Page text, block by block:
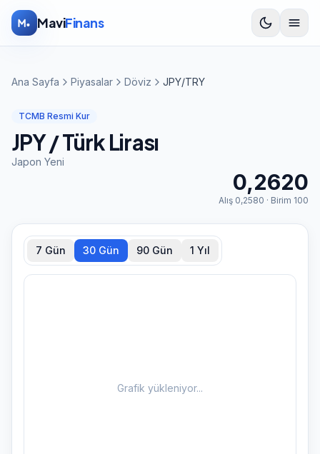
İçeriğe atla
MaviFinans
Ana Sayfa Piyasalar Döviz JPY/TRY
TCMB Resmi Kur
JPY/ Türk Lirası
Japon Yeni
0,2620
Alış 0,2580 · Birim 100
7 Gün 30 Gün 90 Gün 1 Yıl
Grafik yükleniyor...